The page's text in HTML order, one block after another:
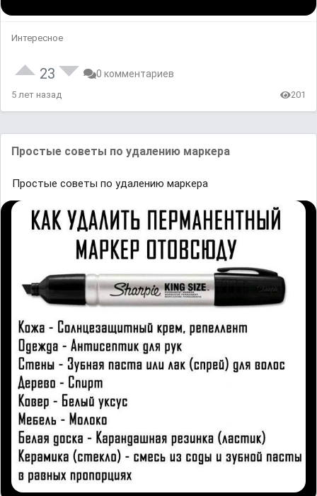
Интересное
23 0 комментариев
5 лет назад 201
Простые советы по удалению маркера
Простые советы по удалению маркера